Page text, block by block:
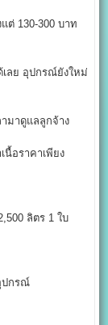
ต่ 130-300 บาท
ลย อุปกรณ์ยังใหม่
ามาดูแลลูกจ้าง
นื้อราคาเพียง
ลิตร 1 ใบ
ปกรณ์